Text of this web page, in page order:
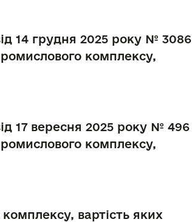
14 грудня 2025 року № 3086
комплексу,
17 вересня 2025 року № 496
комплексу,
вартість яких